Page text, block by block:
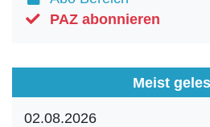
PAZ abonnieren
Meist
02.08.2026